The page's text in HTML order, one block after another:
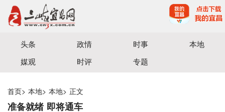
宜昌三峡融媒体中心主办
头条 政情 时事
本地
媒观
时评 专题
首页> 本地> 本地> 正文
准备就绪 即将通车